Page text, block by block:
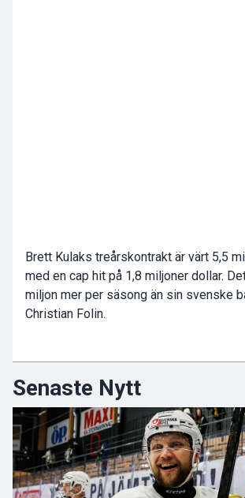
Brett Kulaks treårskontrakt är värt 5,5
med en cap hit på 1,8 miljoner dollar.
miljon mer per säsong än sin svenske
Christian Folin.
Senaste Nytt